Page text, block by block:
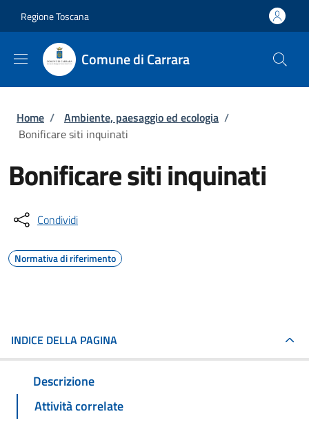
Regione Toscana
Comune di Carrara
Briciole di pane
Home / Ambiente, paesaggio ed ecologia /
Bonificare siti inquinati
Bonificare siti inquinati
Condividi
Normativa di riferimento
INDICE DELLA PAGINA
Descrizione
Attività correlate